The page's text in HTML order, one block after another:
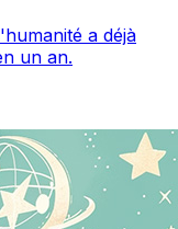
a déjà
un an.